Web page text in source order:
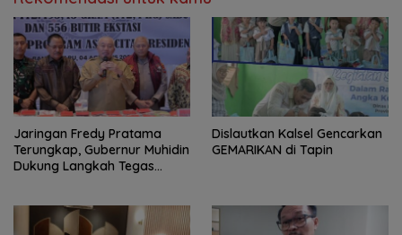
Jaringan Fredy Pratama
Terungkap, Gubernur Muhidin
Dukung Langkah Tegas
Dislautkan Kalsel Gencarkan
GEMARIKAN di Tapin